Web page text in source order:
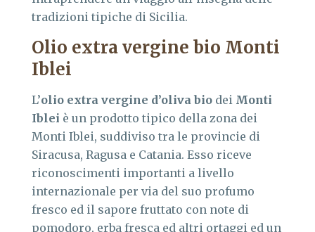
tradizioni tipiche di Sicilia.
Olio extra vergine bio Monti
Iblei
L’olio extra vergine d’oliva bio dei Monti
Iblei è un prodotto tipico della zona dei
Monti Iblei, suddiviso tra le provincie di
Siracusa, Ragusa e Catania. Esso riceve
riconoscimenti importanti a livello
internazionale per via del suo profumo
fresco ed il sapore fruttato con note di
pomodoro, erba fresca ed altri ortaggi ed un